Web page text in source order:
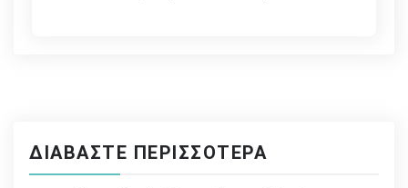
ΔΙΑΒΆΣΤΕ ΠΕΡΙΣΣΌΤΕΡΑ